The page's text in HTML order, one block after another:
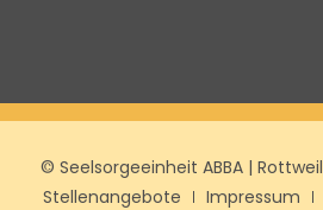
© Seelsorgeeinheit ABBA | Rottweil
Stellenangebote
Impressum